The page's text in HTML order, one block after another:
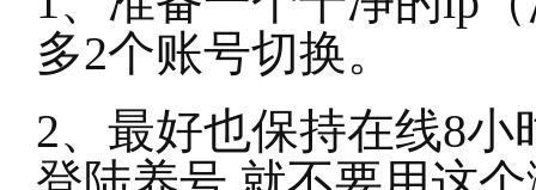
多2个账号切换。
2、最好也保持在线8